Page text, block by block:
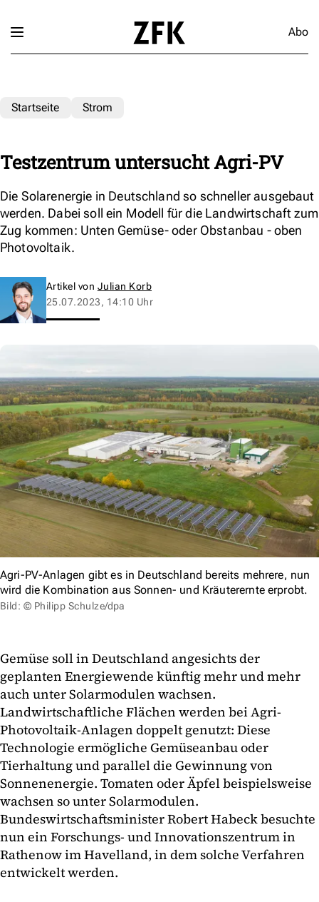
Abo
Startseite Strom
Testzentrum untersucht Agri-PV
Die Solarenergie in Deutschland so schneller ausgebaut
werden. Dabei soll ein Modell für die Landwirtschaft zum
Zug kommen: Unten Gemüse- oder Obstanbau - oben
Photovoltaik.
Artikel von Julian Korb
25.07.2023, 14:10 Uhr
Agri-PV-Anlagen gibt es in Deutschland bereits mehrere, nun
wird die Kombination aus Sonnen- und Kräuterernte erprobt.
Bild: © Philipp Schulze/dpa
Gemüse soll in Deutschland angesichts der
geplanten Energiewende künftig mehr und mehr
auch unter Solarmodulen wachsen.
Landwirtschaftliche Flächen werden bei Agri-
Photovoltaik-Anlagen doppelt genutzt: Diese
Technologie ermögliche Gemüseanbau oder
Tierhaltung und parallel die Gewinnung von
Sonnenenergie. Tomaten oder Äpfel beispielsweise
wachsen so unter Solarmodulen.
Bundeswirtschaftsminister Robert Habeck besuchte
nun ein Forschungs- und Innovationszentrum in
Rathenow im Havelland, in dem solche Verfahren
entwickelt werden.